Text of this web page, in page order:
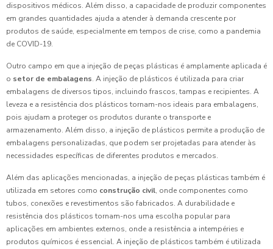
dispositivos médicos. Além disso, a capacidade de produzir componentes
em grandes quantidades ajuda a atender à demanda crescente por
produtos de saúde, especialmente em tempos de crise, como a pandemia
de COVID-19.
Outro campo em que a injeção de peças plásticas é amplamente aplicada é
o setor de embalagens. A injeção de plásticos é utilizada para criar
embalagens de diversos tipos, incluindo frascos, tampas e recipientes. A
leveza e a resistência dos plásticos tornam-nos ideais para embalagens,
pois ajudam a proteger os produtos durante o transporte e
armazenamento. Além disso, a injeção de plásticos permite a produção de
embalagens personalizadas, que podem ser projetadas para atender às
necessidades específicas de diferentes produtos e mercados.
Além das aplicações mencionadas, a injeção de peças plásticas também é
utilizada em setores como construção civil, onde componentes como
tubos, conexões e revestimentos são fabricados. A durabilidade e
resistência dos plásticos tornam-nos uma escolha popular para
aplicações em ambientes externos, onde a resistência a intempéries e
produtos químicos é essencial. A injeção de plásticos também é utilizada